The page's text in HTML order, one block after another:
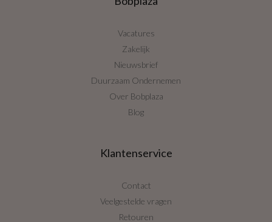
Vacatures
Zakelijk
Nieuwsbrief
Duurzaam Ondernemen
Over Bobplaza
Blog
Klantenservice
Contact
Veelgestelde vragen
Retouren